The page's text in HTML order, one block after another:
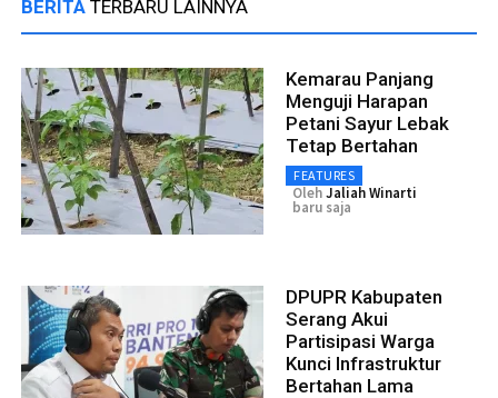
BERITA TERBARU LAINNYA
Kemarau Panjang
Menguji Harapan
Petani Sayur Lebak
Tetap Bertahan
FEATURES
OlehJaliah Winarti
baru saja
DPUPR Kabupaten
Serang Akui
Partisipasi Warga
Kunci Infrastruktur
Bertahan Lama